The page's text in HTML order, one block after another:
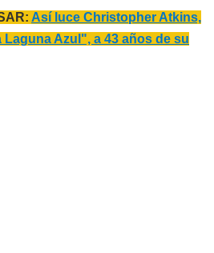
Así luce Christopher Atkins,
Azul", a 43 años de su